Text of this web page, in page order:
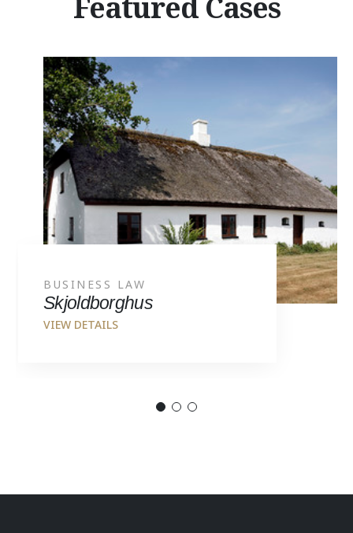
Skjoldborghus
BUSINESS LAW